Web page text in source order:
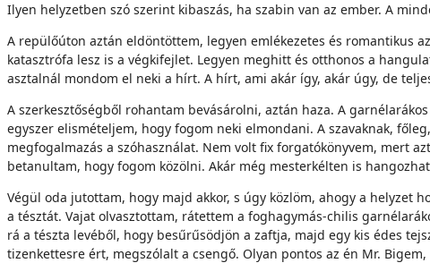
Ilyen helyzetben szó szerint kibaszás, ha szabin van az ember. A
A repülőúton aztán eldöntöttem, legyen emlékezetes és romantikus
katasztrófa lesz is a végkifejlet. Legyen meghitt és otthonos a
asztalnál mondom el neki a hírt. A hírt, ami akár így, akár úgy, de
A szerkesztőségből rohantam bevásárolni, aztán haza. A
egyszer elismételjem, hogy fogom neki elmondani. A szavaknak,
megfogalmazás a szóhasználat. Nem volt fix forgatókönyvem, mert
betanultam, hogy fogom közölni. Akár még mesterkélten is
Végül oda jutottam, hogy majd akkor, s úgy közlöm, ahogy a helyzet
a tésztát. Vajat olvasztottam, rátettem a foghagymás-chilis
rá a tészta levéből, hogy besűrűsödjön a zaftja, majd egy kis édes
tizenkettesre ért, megszólalt a csengő. Olyan pontos az én Mr.